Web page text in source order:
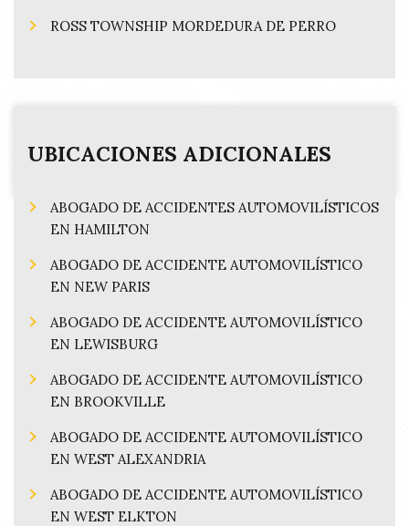
ROSS TOWNSHIP MORDEDURA DE PERRO
UBICACIONES ADICIONALES
ABOGADO DE ACCIDENTES AUTOMOVILÍSTICOS
EN HAMILTON
ABOGADO DE ACCIDENTE AUTOMOVILÍSTICO
EN NEW PARIS
ABOGADO DE ACCIDENTE AUTOMOVILÍSTICO
EN LEWISBURG
ABOGADO DE ACCIDENTE AUTOMOVILÍSTICO
EN BROOKVILLE
ABOGADO DE ACCIDENTE AUTOMOVILÍSTICO
EN WEST ALEXANDRIA
ABOGADO DE ACCIDENTE AUTOMOVILÍSTICO
EN WEST ELKTON